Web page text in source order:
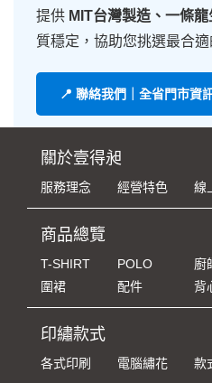
提供 MIT台灣製造、一條
質穩定，協助您挑選最合適
📍 聯絡我們｜全省門市資
關於壹得昶
服務理念 經營特色 線
商品總覽
T-SHIRT POLO 廚
圍裙
配件 背
印繡款式
各式印刷 電腦繡花 款